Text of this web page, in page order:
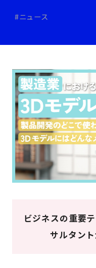
#ニュース
ビジネスの重要
サルタン